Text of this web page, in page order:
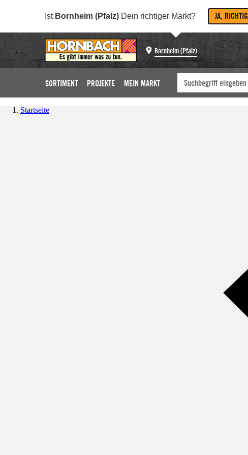
Ist Bornheim (Pfalz) Dein richtiger Markt? JA, RICHTIG
Bornheim (Pfalz)
SORTIMENT PROJEKTE MEIN MARKT
Startseite